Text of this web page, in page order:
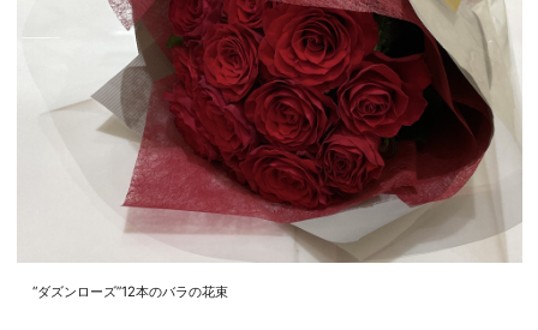
“ダズンローズ”12本のバラの花束